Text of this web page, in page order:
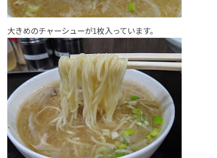
大きめのチャーシューが1枚入っています。